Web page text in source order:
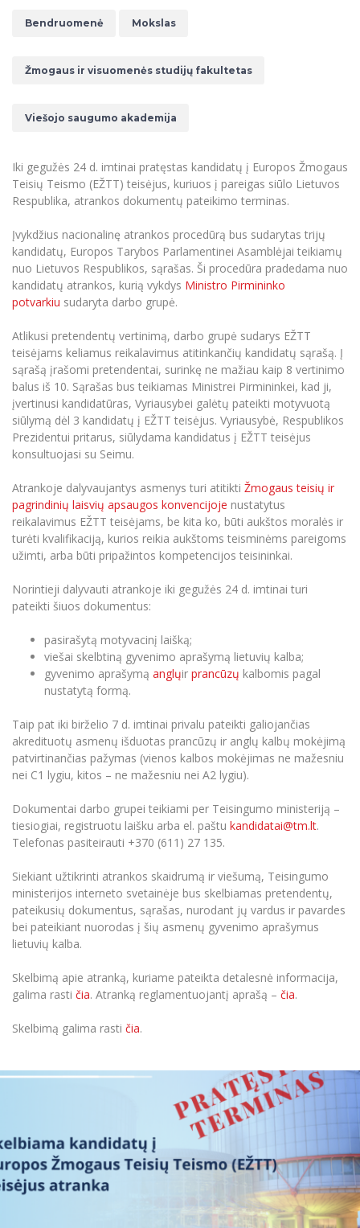
kompetencijų vertinimas ir pripažinimas
Vilniaus Karaliaus Sedžiongo institutas
Mokslo laboratorijos
Projektai
Mokymų LAB
Kasmetiniai mokslo renginiai
Veiklos dokumentai
Universiteto simbolika
Naujienos
Studentams
Studentams
Partnerystės
Azijos centras
Vilniaus Karaliaus Sedžiongo institutas
Frankofoniškų šalių studijų centras
Darbuotojams
Azijos centras
Vilniaus Karaliaus Sedžiongo institutas
Frankofoniškų šalių studijų centras
Darnus vystymasis
Privatumo politika
Viešai skelbiama informacija
Parama Ukrainai
Civilinė sauga
Korupcijos prevencija
Sūduvos akademija
Magistrantūros studijos
Švietimo ir kultūros vadovų MPA
Papildomosios studijos
Pedagogų rengimas
Doktorantūros studijos
Profesinės bakalauro studijos
Personalo valdymo centras
Privačių interesų deklaravimas
Informacija naujiems darbuotojams
Studijų Moodle (studijų vykdymui)
Darbuotojų Moodle (kompetencijų tobulinimui)
Studijų tvarkaraštis
Informacinė sistema "Studijos"
Darbuotojų elektroninis paštas
Daugiafaktorinė autentifikacija universiteto
darbuotojams (MFA)
Mokslininkų profiliai "CRIS"
Darbuotojų kvalifikacijos kėlimas
MRU norminių teisės aktų duomenų bazė
Intranetas
Microsoft Office 365
MRU mobilios programėlės
Pagalbos sistema
Profesinė sąjunga
Kontaktų paieška
Bendruomenė Mokslas
Žmogaus ir visuomenės studijų fakultetas
Viešojo saugumo akademija
Iki gegužės 24 d. imtinai pratęstas kandidatų į Europos Žmogaus
Teisių Teismo (EŽTT) teisėjus, kuriuos į pareigas siūlo Lietuvos
Respublika, atrankos dokumentų pateikimo terminas.
Įvykdžius nacionalinę atrankos procedūrą bus sudarytas trijų
kandidatų, Europos Tarybos Parlamentinei Asamblėjai teikiamų
nuo Lietuvos Respublikos, sąrašas. Ši procedūra pradedama nuo
kandidatų atrankos, kurią vykdys Ministro Pirmininko
potvarkiu sudaryta darbo grupė.
Atlikusi pretendentų vertinimą, darbo grupė sudarys EŽTT
teisėjams keliamus reikalavimus atitinkančių kandidatų sąrašą. Į
sąrašą įrašomi pretendentai, surinkę ne mažiau kaip 8 vertinimo
balus iš 10. Sąrašas bus teikiamas Ministrei Pirmininkei, kad ji,
įvertinusi kandidatūras, Vyriausybei galėtų pateikti motyvuotą
siūlymą dėl 3 kandidatų į EŽTT teisėjus. Vyriausybė, Respublikos
Prezidentui pritarus, siūlydama kandidatus į EŽTT teisėjus
konsultuojasi su Seimu.
Atrankoje dalyvaujantys asmenys turi atitikti Žmogaus teisių ir
pagrindinių laisvių apsaugos konvencijoje nustatytus
reikalavimus EŽTT teisėjams, be kita ko, būti aukštos moralės ir
turėti kvalifikaciją, kurios reikia aukštoms teisminėms pareigoms
užimti, arba būti pripažintos kompetencijos teisininkai.
Norintieji dalyvauti atrankoje iki gegužės 24 d. imtinai turi
pateikti šiuos dokumentus:
pasirašytą motyvacinį laišką;
viešai skelbtiną gyvenimo aprašymą lietuvių kalba;
gyvenimo aprašymą anglųir prancūzų kalbomis pagal
nustatytą formą.
Taip pat iki birželio 7 d. imtinai privalu pateikti galiojančias
akredituotų asmenų išduotas prancūzų ir anglų kalbų mokėjimą
patvirtinančias pažymas (vienos kalbos mokėjimas ne mažesniu
nei C1 lygiu, kitos – ne mažesniu nei A2 lygiu).
Dokumentai darbo grupei teikiami per Teisingumo ministeriją –
tiesiogiai, registruotu laišku arba el. paštu kandidatai@tm.lt.
Telefonas pasiteirauti +370 (611) 27 135.
Siekiant užtikrinti atrankos skaidrumą ir viešumą, Teisingumo
ministerijos interneto svetainėje bus skelbiamas pretendentų,
pateikusių dokumentus, sąrašas, nurodant jų vardus ir pavardes
bei pateikiant nuorodas į šių asmenų gyvenimo aprašymus
lietuvių kalba.
Skelbimą apie atranką, kuriame pateikta detalesnė informacija,
galima rasti čia. Atranką reglamentuojantį aprašą – čia.
Skelbimą galima rasti čia.